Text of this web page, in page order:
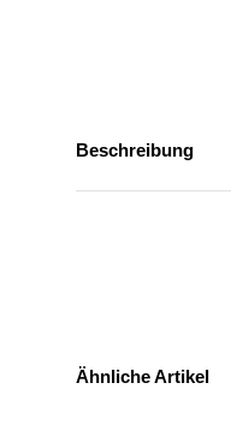
Beschreibung
Ähnliche Artikel